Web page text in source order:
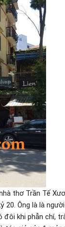
thơ Trần Tế
Ông là là
khi phẫn chí,